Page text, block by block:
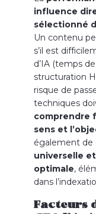
influence
sélectionné
Un contenu
s’il est
d’IA (temps
structuration
risque de
techniques
comprendre
sens et
également de
universelle
optimale,
dans
Facteurs